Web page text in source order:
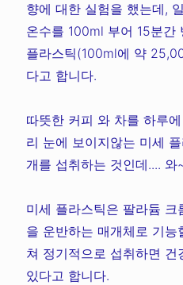
향에 대한 실험을 했는데,
온수를 100ml 부어 15분간
플라스틱(100ml에 약
다고 합니다.
따뜻한 커피 와 차를 하루
리 눈에 보이지않는 미세
개를 섭취하는 것인데.... 와
미세 플라스틱은 팔라듐 크
을 운반하는 매개체로 기
쳐 정기적으로 섭취하면
있다고 합니다.